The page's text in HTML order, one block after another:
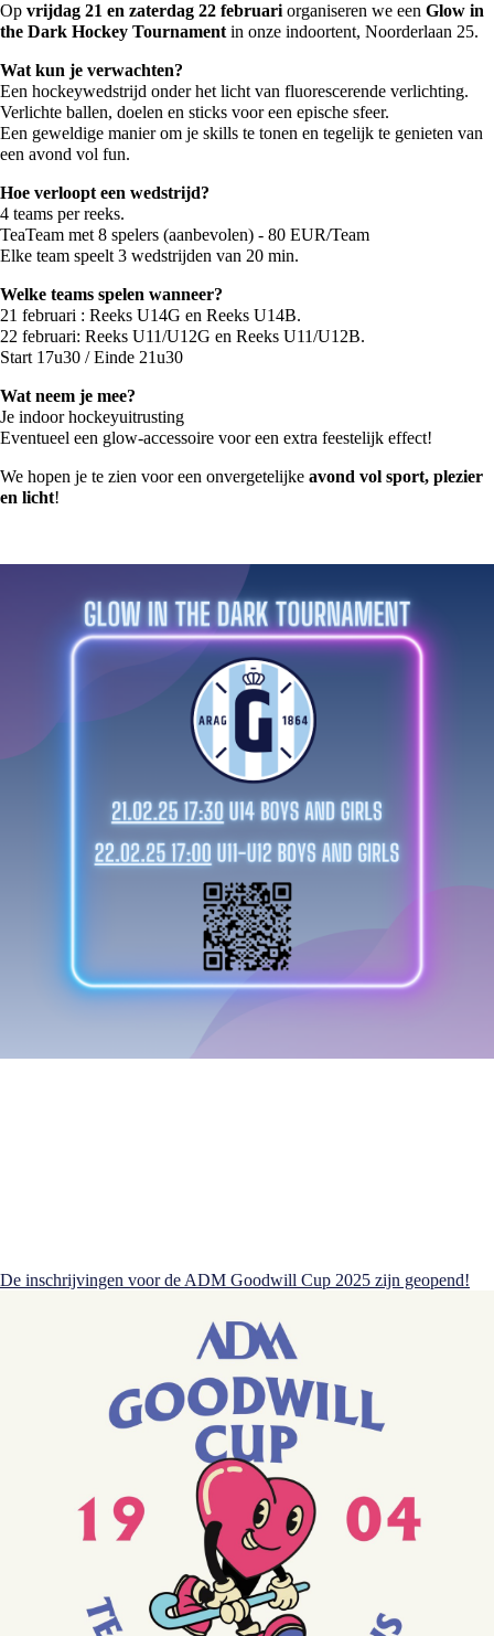
Op vrijdag 21 en zaterdag 22 februariorganiseren we een Glow in
the Dark Hockey Tournamentin onze indoortent, Noorderlaan 25.
Wat kun je verwachten?
Een hockeywedstrijd onder het licht van fluorescerende verlichting.
Verlichte ballen, doelen en sticks voor een epische sfeer.
Een geweldige manier om je skills te tonen en tegelijk te genieten van
een avond vol fun.
Hoe verloopt een wedstrijd?
4 teams per reeks.
TeaTeam met 8 spelers (aanbevolen) - 80 EUR/Team
Elke team speelt 3 wedstrijden van 20 min.
Welke teams spelen wanneer?
21 februari : Reeks U14G en Reeks U14B.
22 februari: Reeks U11/U12G en Reeks U11/U12B.
Start 17u30 / Einde 21u30
Wat neem je mee?
Je indoor hockeyuitrusting
Eventueel een glow-accessoire voor een extra feestelijk effect!
We hopen je te zien voor een onvergetelijke avond vol sport, plezier
en licht!
De inschrijvingen voor de ADM Goodwill Cup 2025 zijn geopend!